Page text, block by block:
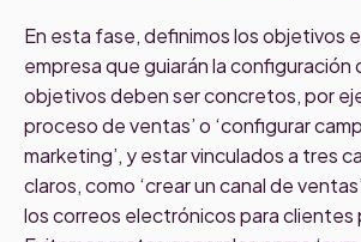
En esta fase, definimos los objetivos
empresa que guiarán la configuración
objetivos deben ser concretos, por
proceso de ventas’ o ‘configurar
marketing’, y estar vinculados a tres
claros, como ‘crear un canal de
los correos electrónicos para clientes